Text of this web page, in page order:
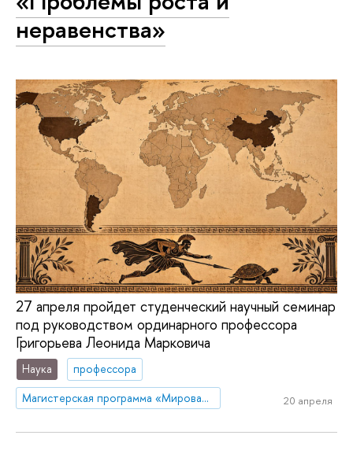
неравенства»
27 апреля пройдет студенческий научный семинар
под руководством ординарного профессора
Григорьева Леонида Марковича
Наука
профессора
Магистерская программа «Мировая экономика»
20 апреля